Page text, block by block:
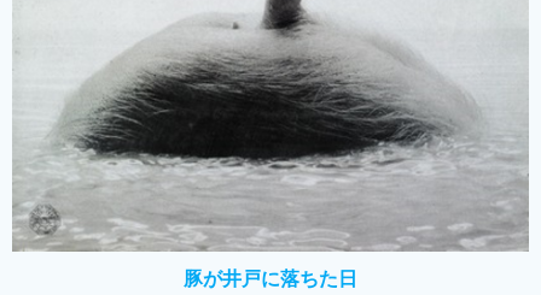
豚が井戸に落ちた日